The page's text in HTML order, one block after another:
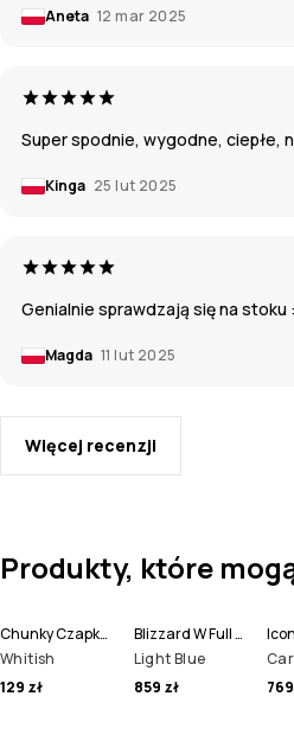
Aneta 12 mar 2025
Super spodnie, wygodne, ciepłe,
Kinga 25 lut 2025
Genialnie sprawdzają się na stoku
Magda 11 lut 2025
Więcej recenzji
Produkty, które
Chunky Czapka Beanie
Whitish
129 zł
Blizzard W Full Zip Kurtka Snowboardowa Kobiety
Light Blue
859 zł